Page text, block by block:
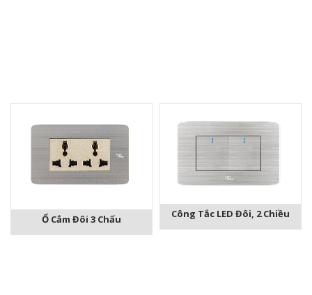
Ổ Cắm Đôi 3 Chấu Công Tắc LED Đôi, 2 Chiều